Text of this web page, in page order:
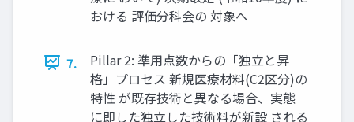
おける 評価分科会の 対象へ
7.
Pillar 2: 準用点数からの「独立と昇
格」プロセス 新規医療材料(C2区分)の
特性 が既存技術と異なる場合、実態
に即した独立した技術料が新設 される